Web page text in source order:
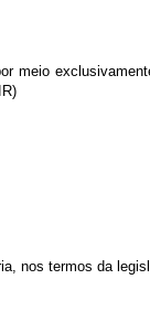
meio exclusivame
R)
nos termos da